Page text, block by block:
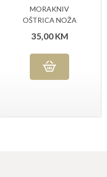
MORAKNIV
OŠTRICA NOŽA
35,00KM